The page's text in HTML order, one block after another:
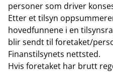
personer som driver
Etter et tilsyn
hovedfunnene i en
blir sendt til foretaket/
Finanstilsynets nettsted.
Hvis foretaket har brutt